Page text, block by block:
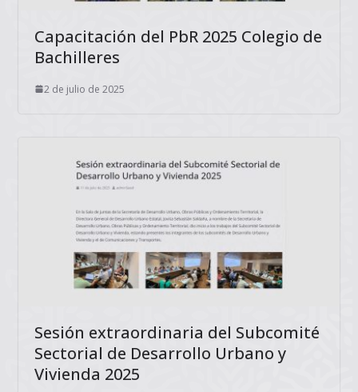
Capacitación del PbR 2025 Colegio de
Bachilleres
2 de julio de 2025
Sesión extraordinaria del Subcomité
Sectorial de Desarrollo Urbano y
Vivienda 2025